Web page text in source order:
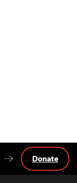
Donate